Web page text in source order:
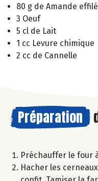
80 g de Amande
3 Oeuf
5 cl de Lait
1 cc Levure chimique
2 cc de Cannelle
Préparation
Préchauffer le four
Hacher les